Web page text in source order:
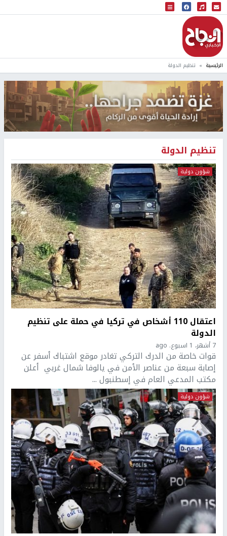
البث المباشر
إذاعة النجاح
الرئيسية تنظيم الدولة
تنظيم الدولة
شؤون دولية
اعتقال 110 أشخاص في تركيا في حملة على تنظيم
الدولة
7 أشهر، 1 اسبوع. ago
قوات خاصة من الدرك التركي تغادر موقع اشتباك أسفر عن
إصابة سبعة من عناصر الأمن في يالوفا شمال غربي أعلن
مكتب المدعي العام في إسطنبول ...
شؤون دولية